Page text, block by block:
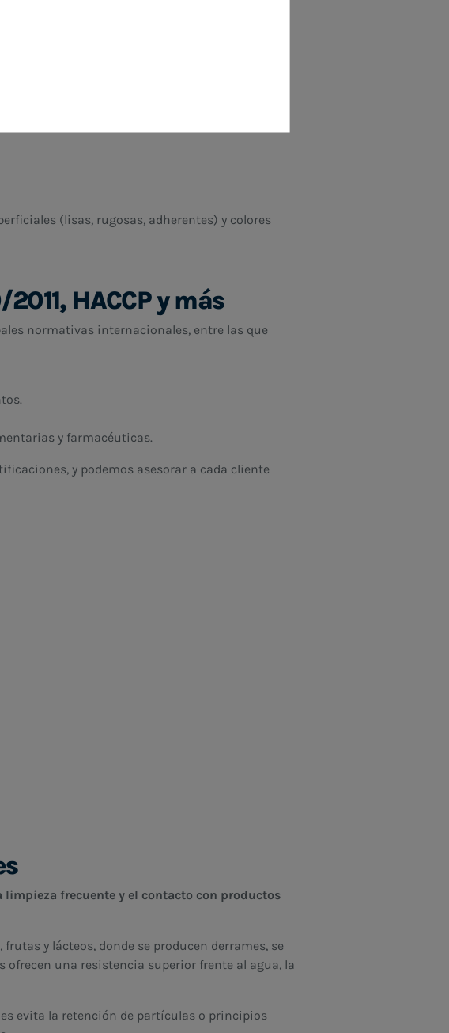
normativo
(lisas, rugosas, adherentes) y colores
HACCP y más
normativas internacionales, entre las que
y farmacéuticas.
y podemos asesorar a cada cliente
limpieza frecuente y el contacto con productos
y lácteos, donde se producen derrames, se
una resistencia superior frente al agua, la
evita la retención de partículas o principios